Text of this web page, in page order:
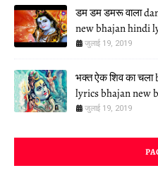
डम डम डमरू वाला
new bhajan hindi
जुलाई 19, 2019
भक्त ऐक शिव का
lyrics bhajan new
जुलाई 19, 2019